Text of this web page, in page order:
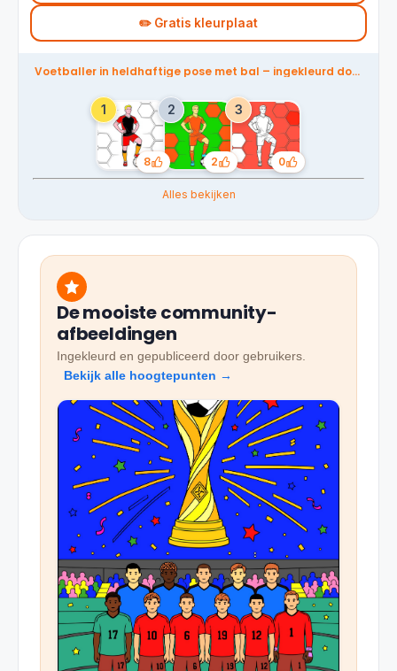
✏️ Gratis kleurplaat
Voetballer in heldhaftige pose met bal – ingekleurd door
8
Likes
2
Likes
0
Likes
Alles bekijken
De mooiste community-
afbeeldingen
Ingekleurd en gepubliceerd door gebruikers.
Bekijk alle hoogtepunten →